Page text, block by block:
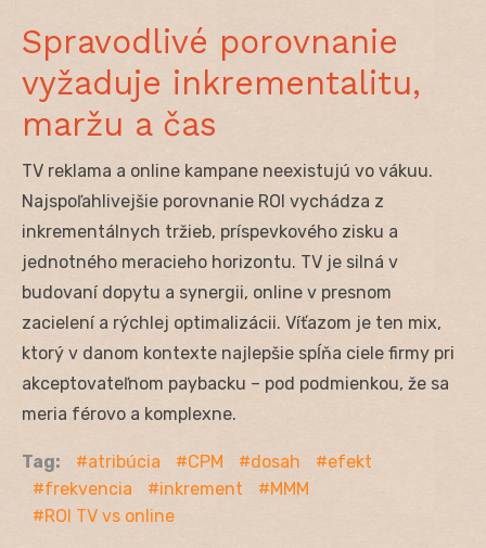
Spravodlivé porovnanie
vyžaduje inkrementalitu,
maržu a čas
TV reklama a online kampane neexistujú vo vákuu.
Najspoľahlivejšie porovnanie ROI vychádza z
inkrementálnych tržieb, príspevkového zisku a
jednotného meracieho horizontu. TV je silná v
budovaní dopytu a synergii, online v presnom
zacielení a rýchlej optimalizácii. Víťazom je ten mix,
ktorý v danom kontexte najlepšie spĺňa ciele firmy pri
akceptovateľnom paybacku – pod podmienkou, že sa
meria férovo a komplexne.
Tag: atribúcia CPM dosah
efekt
frekvencia
inkrement
MMM
ROI TV vs online